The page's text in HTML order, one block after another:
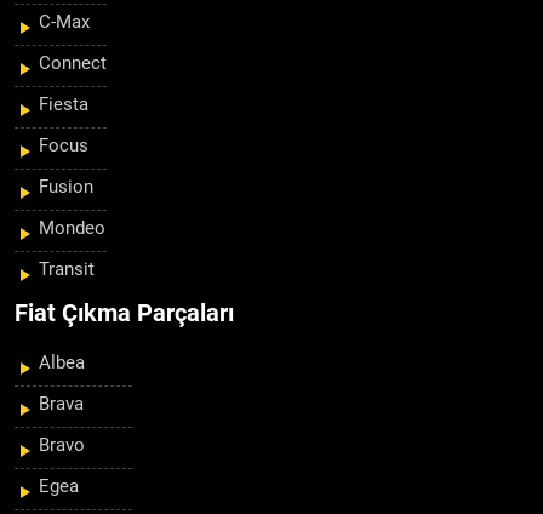
C-Max
Connect
Fiesta
Focus
Fusion
Mondeo
Transit
Fiat Çıkma Parçaları
Albea
Brava
Bravo
Egea